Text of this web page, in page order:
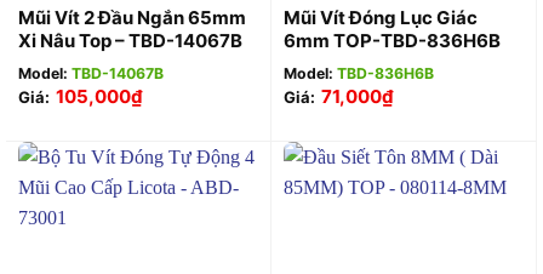
Mũi Vít 2 Đầu Ngắn 65mm
Xi Nâu Top – TBD-14067B
Model: TBD-14067B
Giá: 105,000₫
Mũi Vít Đóng Lục Giác
6mm TOP-TBD-836H6B
Model: TBD-836H6B
Giá: 71,000₫